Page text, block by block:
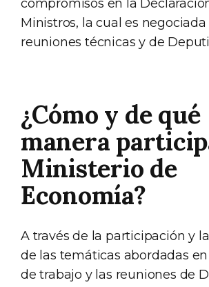
compromisos en la
Ministros, la cual es
reuniones técnicas y de
¿Cómo y de qué
manera
Ministerio de
Economía?
A través de la participación y
de las temáticas abordadas
de trabajo y las reuniones de